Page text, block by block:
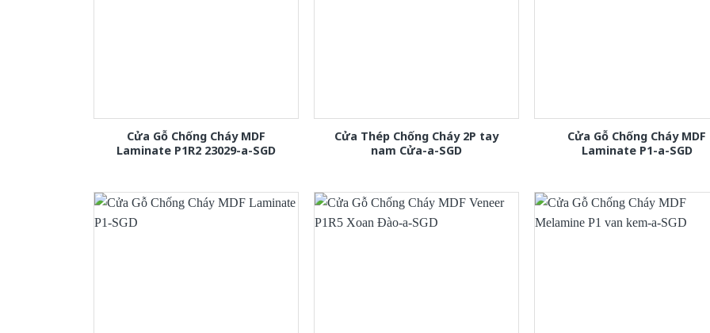
Cửa Gỗ Chống Cháy MDF
Laminate P1R2 23029-a-SGD
Cửa Thép Chống Cháy 2P tay
nam Cửa-a-SGD
Cửa Gỗ Chống Cháy MDF
Laminate P1-a-SGD